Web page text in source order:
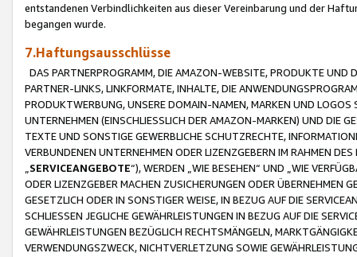
entstandenen Verbindlichkeiten aus dieser Vereinbarung und der
begangen wurde.
7.Haftungsausschlüsse
DAS PARTNERPROGRAMM, DIE AMAZON-WEBSITE, PRODUKTE UND
PARTNER-LINKS, LINKFORMATE, INHALTE, DIE
PRODUKTWERBUNG, UNSERE DOMAIN-NAMEN, MARKEN UND
UNTERNEHMEN (EINSCHLIESSLICH DER AMAZON-MARKEN) UND DIE
TEXTE UND SONSTIGE GEWERBLICHE SCHUTZRECHTE,
VERBUNDENEN UNTERNEHMEN ODER LIZENZGEBERN IM RAHMEN
SERVICEANGEBOTE“), WERDEN „WIE BESEHEN“ UND „WIE
ODER LIZENZGEBER MACHEN ZUSICHERUNGEN ODER ÜBERNEHMEN
GESETZLICH ODER IN SONSTIGER WEISE, IN BEZUG AUF DIE
SCHLIESSEN JEGLICHE GEWÄHRLEISTUNGEN IN BEZUG AUF DIE
GEWÄHRLEISTUNGEN BEZÜGLICH RECHTSMÄNGELN,
VERWENDUNGSZWECK, NICHTVERLETZUNG SOWIE